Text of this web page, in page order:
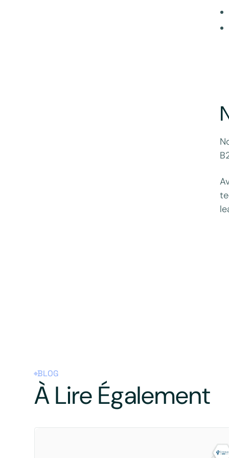
BLOG
À Lire Également